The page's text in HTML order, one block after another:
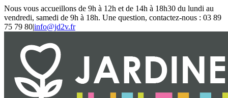
Passer
au
contenu
Facebook
Nous vous accueillons de 9h à 12h et de 14h à 18h30 du lundi au
vendredi, samedi de 9h à 18h. Une question, contactez-nous : 03 89
75 79 80|info@jd2v.fr